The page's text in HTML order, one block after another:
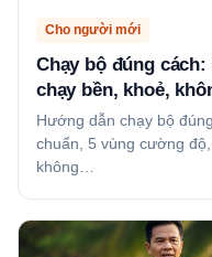
Cho người mới
Chạy bộ đúng
chạy bền, khoẻ,
Hướng dẫn chạy bộ
chuẩn, 5 vùng cường
không…